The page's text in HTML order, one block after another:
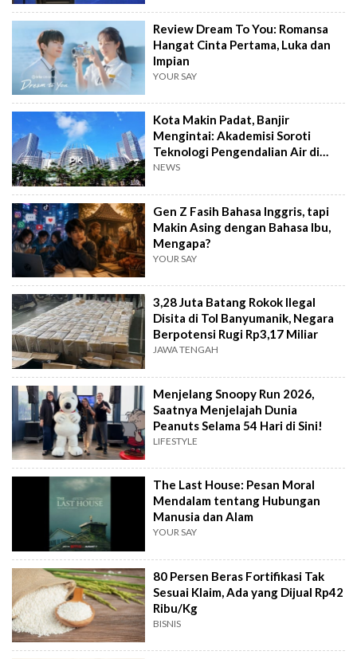
Review Dream To You: Romansa
Hangat Cinta Pertama, Luka dan
Impian
YOUR SAY
Kota Makin Padat, Banjir
Mengintai: Akademisi Soroti
Teknologi Pengendalian Air di
PIK2
NEWS
Gen Z Fasih Bahasa Inggris, tapi
Makin Asing dengan Bahasa Ibu,
Mengapa?
YOUR SAY
3,28 Juta Batang Rokok Ilegal
Disita di Tol Banyumanik, Negara
Berpotensi Rugi Rp3,17 Miliar
JAWA TENGAH
Menjelang Snoopy Run 2026,
Saatnya Menjelajah Dunia
Peanuts Selama 54 Hari di Sini!
LIFESTYLE
The Last House: Pesan Moral
Mendalam tentang Hubungan
Manusia dan Alam
YOUR SAY
80 Persen Beras Fortifikasi Tak
Sesuai Klaim, Ada yang Dijual Rp42
Ribu/Kg
BISNIS